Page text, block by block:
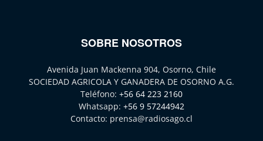
SOBRE NOSOTROS
Avenida Juan Mackenna 904, Osorno, Chile
SOCIEDAD AGRICOLA Y GANADERA DE OSORNO A.G.
Teléfono: +56 64 223 2160
Whatsapp: +56 9 57244942
Contacto: prensa@radiosago.cl